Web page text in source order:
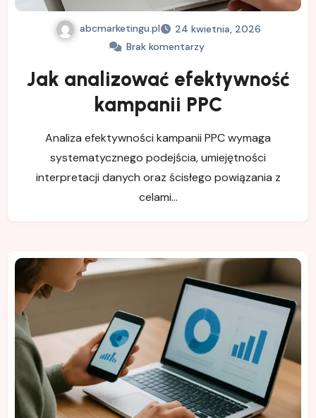
abcmarketingu.pl
24 kwietnia, 2026
Brak komentarzy
Jak analizować efektywność
kampanii PPC
Analiza efektywności kampanii PPC wymaga
systematycznego podejścia, umiejętności
interpretacji danych oraz ścisłego powiązania z
celami…